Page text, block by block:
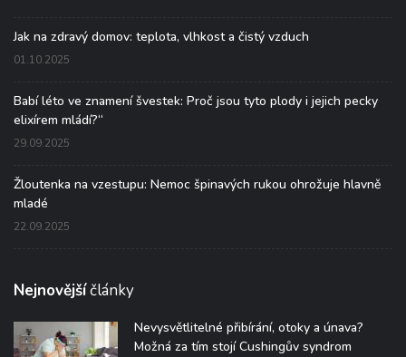
Jak na zdravý domov: teplota, vlhkost a čistý vzduch
01.10.2025
Babí léto ve znamení švestek: Proč jsou tyto plody i jejich pecky
elixírem mládí?“
29.09.2025
Žloutenka na vzestupu: Nemoc špinavých rukou ohrožuje hlavně
mladé
22.09.2025
Nejnovějšíčlánky
Nevysvětlitelné přibírání, otoky a únava?
Možná za tím stojí Cushingův syndrom